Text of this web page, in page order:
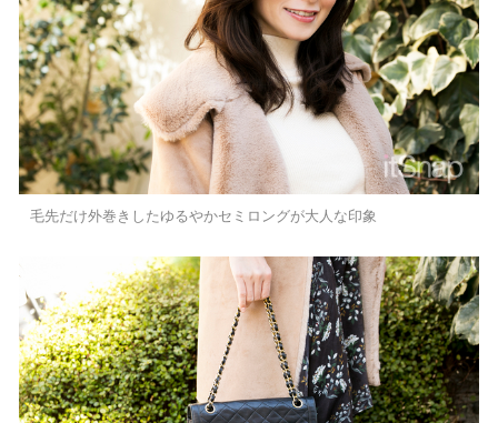
毛先だけ外巻きしたゆるやかセミロングが大人な印象